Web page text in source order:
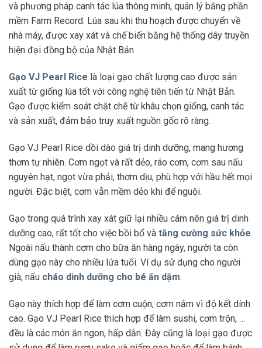
và phương pháp canh tác lúa thông minh, quán lý bằng phần
mềm Farm Record. Lúa sau khi thu hoạch được chuyển về
nhà máy, được xay xát và chế biến bằng hệ thống dây truyền
hiện đại đồng bộ của Nhật Bản
Gạo VJ Pearl Rice là loại gạo chất lượng cao được sản
xuất từ giống lúa tốt với công nghệ tiên tiến từ Nhật Bản.
Gạo được kiểm soát chặt chẽ từ khâu chọn giống, canh tác
và sản xuất, đảm bảo truy xuất nguồn gốc rõ ràng.
Gạo VJ Pearl Rice dồi dào giá trị dinh dưỡng, mang hương
thơm tự nhiên. Cơm ngọt và rất dẻo, ráo cơm, cơm sau nấu
nguyên hạt, ngọt vừa phải, thơm dịu, phù hợp với hầu hết mọi
người. Đặc biệt, cơm vẫn mềm dẻo khi để nguội.
Gạo trong quá trình xay xát giữ lại nhiều cám nên giá trị dinh
dưỡng cao, rất tốt cho việc bồi bổ và tăng cường sức khỏe.
Ngoài nấu thành cơm cho bữa ăn hàng ngày, người ta còn
dùng gạo này cho nhiều lứa tuổi. Ví dụ sử dụng cho người
già, nấu cháo dinh dưỡng cho bé ăn dặm.
Gạo này thích hợp để làm cơm cuộn, cơm nắm vì độ kết dính
cao. Gạo VJ Pearl Rice thích hợp để làm sushi, cơm trộn, …
đều là các món ăn ngon, hấp dẫn. Đây cũng là loại gạo được